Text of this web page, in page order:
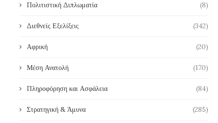
Πολιτιστική Διπλωματία (8)
Διεθνείς Εξελίξεις (342)
Αφρική (20)
Μέση Ανατολή (170)
Πληροφόρηση και Ασφάλεια (84)
Στρατηγική & Άμυνα (285)